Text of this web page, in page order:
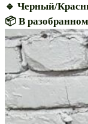
🔹 Черный/
📦 В